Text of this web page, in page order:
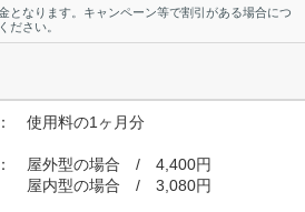
となります。キャンペーン等で割引がある場合につ
ださい。
使用料の1ヶ月分
外型の場合 / 4,400円
の場合 / 3,080円